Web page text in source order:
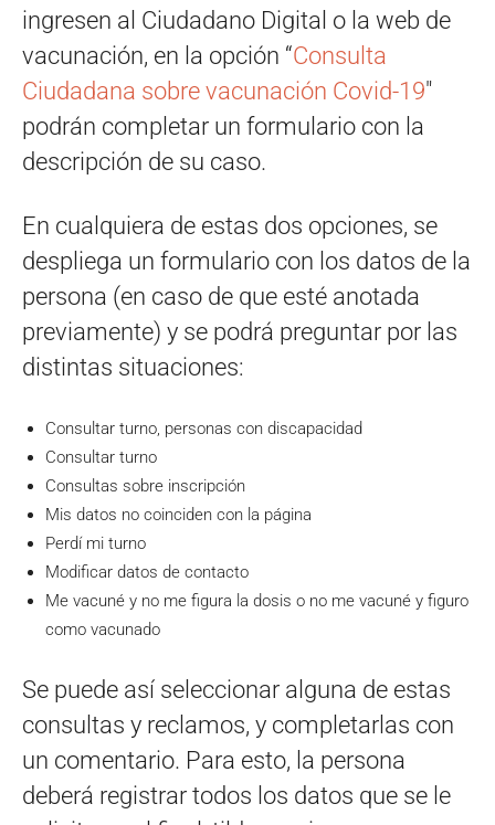
ingresen al Ciudadano Digital o la web de
vacunación, en la opción “Consulta
Ciudadana sobre vacunación Covid-19″
podrán completar un formulario con la
descripción de su caso.
En cualquiera de estas dos opciones, se
despliega un formulario con los datos de la
persona (en caso de que esté anotada
previamente) y se podrá preguntar por las
distintas situaciones:
Consultar turno, personas con discapacidad
Consultar turno
Consultas sobre inscripción
Mis datos no coinciden con la página
Perdí mi turno
Modificar datos de contacto
Me vacuné y no me figura la dosis o no me vacuné y figuro
como vacunado
Se puede así seleccionar alguna de estas
consultas y reclamos, y completarlas con
un comentario. Para esto, la persona
deberá registrar todos los datos que se le